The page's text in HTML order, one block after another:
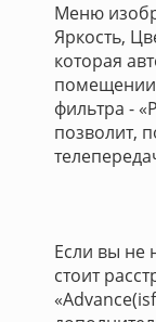
Меню
Яркость,
которая
фильтра -
позволит,
Если вы не
стоит